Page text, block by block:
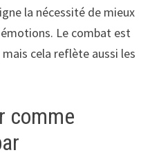
la nécessité de mieux
Le combat est
cela reflète aussi les
comme